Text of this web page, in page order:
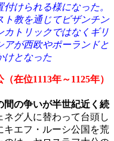
付けられる様になった。
ト教を通じてビザンチン
カトリックではなくギリ
アが西欧やポーランドと
けとなった
在位1113年～1125年）
間の争いが半世紀近く続
ネグ人に替わって台頭し
キエフ・ルーシ公国を荒